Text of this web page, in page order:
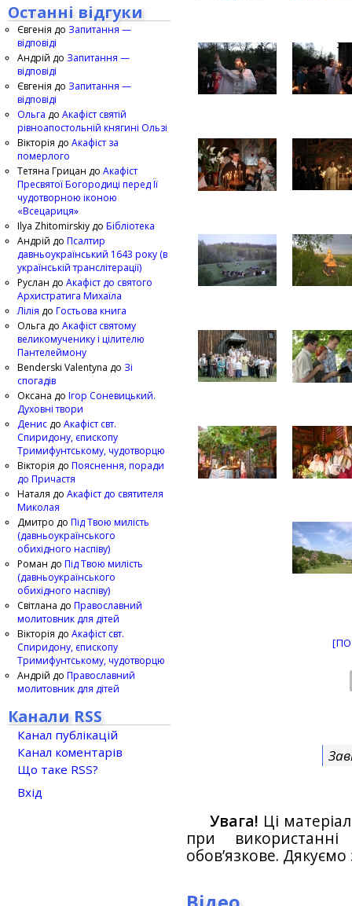
Увага! Ці
при
обов’язкове.
Останні відгуки
Євгенія до Запитання —
відповіді
Андрій до Запитання —
відповіді
Євгенія до Запитання —
відповіді
Ольга до Акафіст святій
рівноапостольній княгині Ользі
Вікторія до Акафіст за
померлого
Тетяна Грицан до Акафіст
Пресвятої Богородиці перед Її
чудотворною іконою
«Всецариця»
Ilya Zhitomirskiy до Бібліотека
Андрій до Псалтир
давньоукраїнський 1643 року (в
українській транслітерації)
Руслан до Акафіст до святого
Архистратига Михаїла
Лілія до Гостьова книга
Ольга до Акафіст святому
великомученику і цілителю
Пантелеймону
Benderski Valentyna до Зі
спогадів
Оксана до Ігор Соневицький.
Духовні твори
Денис до Акафіст свт.
Спиридону, єпископу
Тримифунтському, чудотворцю
Вікторія до Пояснення, поради
до Причастя
Наталя до Акафіст до святителя
Миколая
Дмитро до Під Твою милість
(давньоукраїнського
обихідного наспіву)
Роман до Під Твою милість
(давньоукраїнського
обихідного наспіву)
Світлана до Православний
молитовник для дітей
Вікторія до Акафіст свт.
Спиридону, єпископу
Тримифунтському, чудотворцю
Андрій до Православний
молитовник для дітей
Канали RSS
Канал публікацій
Канал коментарів
Що таке RSS?
Вхід